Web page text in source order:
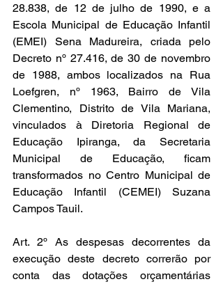
28.838, de 12 de julho de 1990, e a
Escola Municipal de Educação Infantil
(EMEI) Sena Madureira, criada pelo
Decreto nº 27.416, de 30 de novembro
de 1988, ambos localizados na Rua
Loefgren, nº 1963, Bairro de Vila
Clementino, Distrito de Vila Mariana,
vinculados à Diretoria Regional de
Educação Ipiranga, da Secretaria
Municipal de Educação, ficam
transformados no Centro Municipal de
Educação Infantil (CEMEI) Suzana
Campos Tauil.
Art. 2º As despesas decorrentes da
execução deste decreto correrão por
conta das dotações orçamentárias